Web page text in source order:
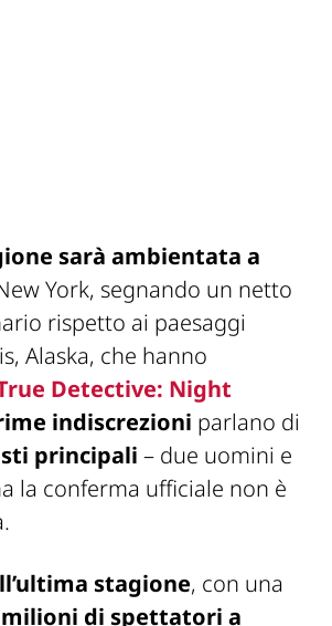
sarà ambientata a
York, segnando un netto
rispetto ai paesaggi
Alaska, che hanno
Detective: Night
indiscrezioni parlano di
principali – due uomini e
la conferma ufficiale non è
stagione, con una
milioni di spettatori a